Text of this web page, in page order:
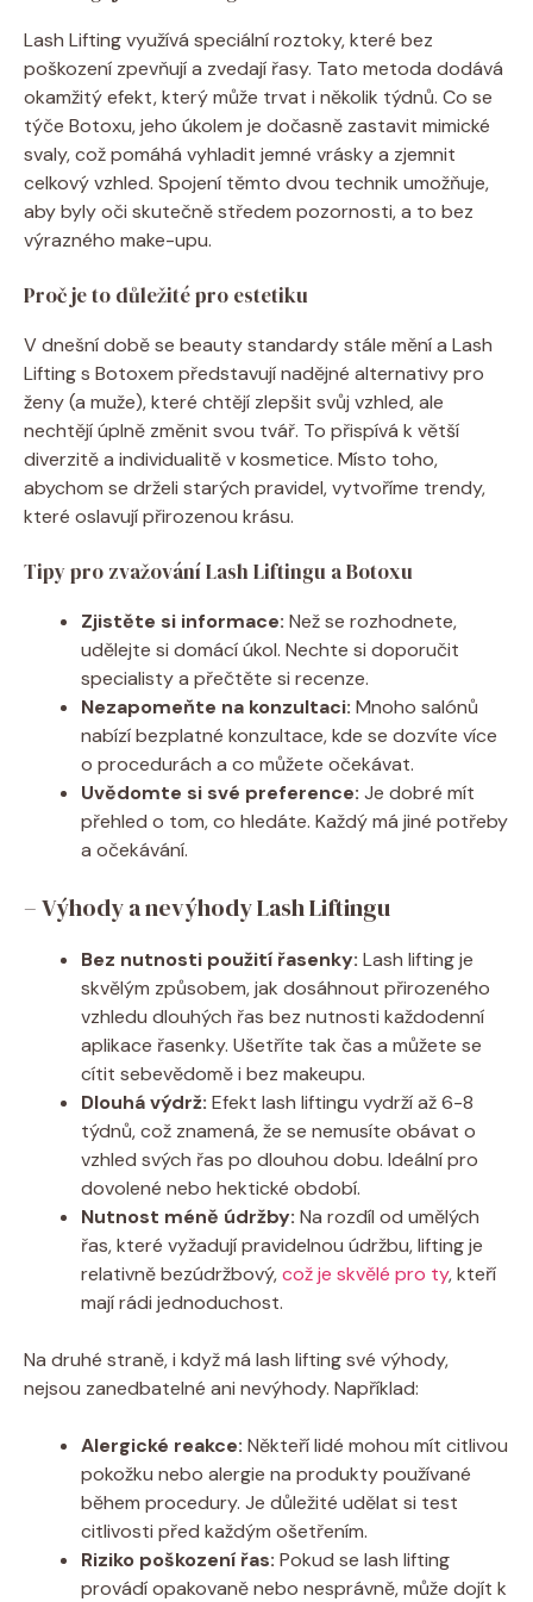
Lash Lifting využívá speciální roztoky, které bez
poškození zpevňují a zvedají řasy. Tato metoda dodává
okamžitý efekt, který může trvat i několik týdnů. Co se
týče Botoxu, jeho úkolem je dočasně zastavit mimické
svaly, což pomáhá vyhladit jemné vrásky a zjemnit
celkový vzhled. Spojení těmto dvou technik umožňuje,
aby byly oči skutečně středem pozornosti, a to bez
výrazného make-upu.
Proč je to důležité pro estetiku
V dnešní době se beauty standardy stále mění a Lash
Lifting s Botoxem představují nadějné alternativy pro
ženy (a muže), které chtějí zlepšit svůj vzhled, ale
nechtějí úplně změnit svou tvář. To přispívá k větší
diverzitě a individualitě v kosmetice. Místo toho,
abychom se drželi starých pravidel, vytvoříme trendy,
které oslavují přirozenou krásu.
Tipy pro zvažování Lash Liftingu a Botoxu
Zjistěte si informace: Než se rozhodnete,
udělejte si domácí úkol. Nechte si doporučit
specialisty a přečtěte si recenze.
Nezapomeňte na konzultaci: Mnoho salónů
nabízí bezplatné konzultace, kde se dozvíte více
o procedurách a co můžete očekávat.
Uvědomte si své preference: Je dobré mít
přehled o tom, co hledáte. Každý má jiné potřeby
a očekávání.
– Výhody a nevýhody Lash Liftingu
Bez nutnosti použití řasenky: Lash lifting je
skvělým způsobem, jak dosáhnout přirozeného
vzhledu dlouhých řas bez nutnosti každodenní
aplikace řasenky. Ušetříte tak čas a můžete se
cítit sebevědomě i bez makeupu.
Dlouhá výdrž: Efekt lash liftingu vydrží až 6-8
týdnů, což znamená, že se nemusíte obávat o
vzhled svých řas po dlouhou dobu. Ideální pro
dovolené nebo hektické období.
Nutnost méně údržby: Na rozdíl od umělých
řas, které vyžadují pravidelnou údržbu, lifting je
relativně bezúdržbový,což je skvělé pro ty, kteří
mají rádi jednoduchost.
Na druhé straně, i když má lash lifting své výhody,
nejsou zanedbatelné ani nevýhody. Například:
Alergické reakce: Někteří lidé mohou mít citlivou
pokožku nebo alergie na produkty používané
během procedury. Je důležité udělat si test
citlivosti před každým ošetřením.
Riziko poškození řas: Pokud se lash lifting
provádí opakovaně nebo nesprávně, může dojít k